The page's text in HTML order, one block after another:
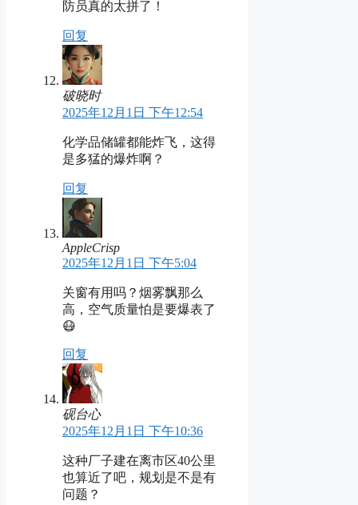
防员真的太拼了！
回复
破晓时
2025年12月1日 下午12:54
化学品储罐都能炸飞，这得
是多猛的爆炸啊？
回复
AppleCrisp
2025年12月1日 下午5:04
关窗有用吗？烟雾飘那么
高，空气质量怕是要爆表了
😷
回复
砚台心
2025年12月1日 下午10:36
这种厂子建在离市区40公里
也算近了吧，规划是不是有
问题？